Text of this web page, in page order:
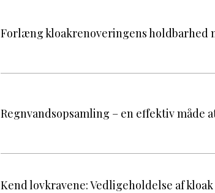
Forlæng kloakrenoveringens holdbarhed
Regnvandsopsamling – en effektiv måde
Kend lovkravene: Vedligeholdelse af